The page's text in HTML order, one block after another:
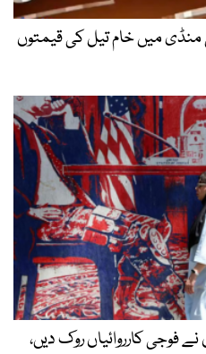
میں خام تیل کی قیمتوں
نے فوجی کارروائیاں روک دیں،